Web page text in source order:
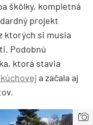
škôlky, kompletná
projekt
ktorých si musia
Podobnú
ktorá stavia
a začala aj